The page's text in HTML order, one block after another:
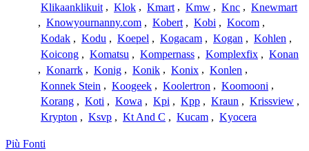
Klikaanklikuit , Klok , Kmart , Kmw , Knc , Knewmart
, Knowyournanny.com , Kobert , Kobi , Kocom ,
Kodak , Kodu , Koepel , Kogacam , Kogan , Kohlen ,
Koicong , Komatsu , Kompernass , Komplexfix , Konan
, Konarrk , Konig , Konik , Konix , Konlen ,
Konnek Stein , Koogeek , Koolertron , Koomooni ,
Korang , Koti , Kowa , Kpi , Kpp , Kraun , Krissview ,
Krypton , Ksvp , Kt And C , Kucam , Kyocera
Più Fonti